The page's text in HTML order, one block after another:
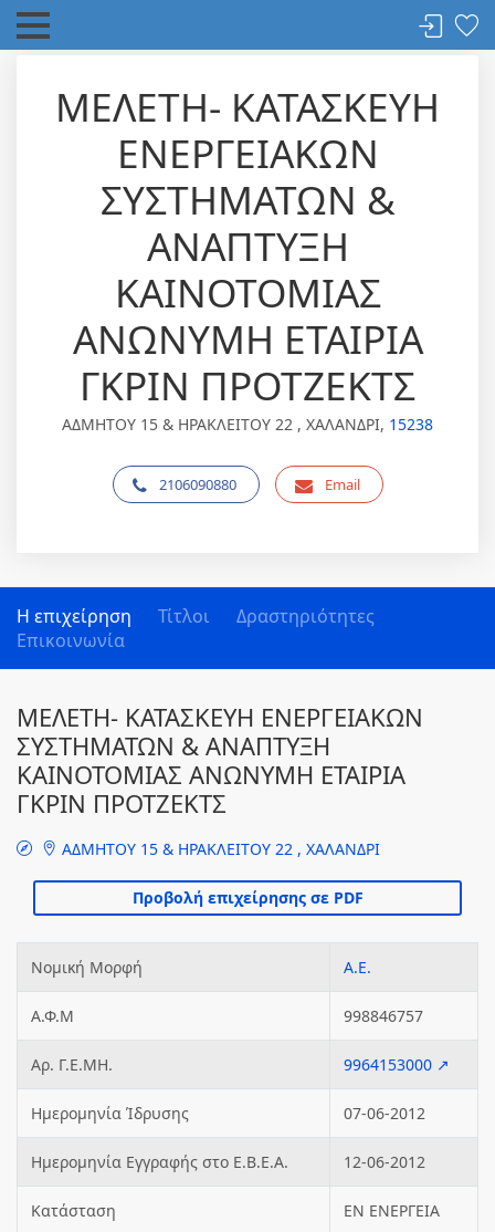
ΜΕΛΕΤΗ- ΚΑΤΑΣΚΕΥΗ
ΕΝΕΡΓΕΙΑΚΩΝ
ΣΥΣΤΗΜΑΤΩΝ &
ΑΝΑΠΤΥΞΗ
ΚΑΙΝΟΤΟΜΙΑΣ
ΑΝΩΝΥΜΗ ΕΤΑΙΡΙΑ
ΓΚΡΙΝ ΠΡΟΤΖΕΚΤΣ
ΑΔΜΗΤΟΥ 15 & ΗΡΑΚΛΕΙΤΟΥ 22 , ΧΑΛΑΝΔΡΙ, 15238
2106090880 Email
Η επιχείρηση Τίτλοι
Δραστηριότητες
Επικοινωνία
ΜΕΛΕΤΗ- ΚΑΤΑΣΚΕΥΗ ΕΝΕΡΓΕΙΑΚΩΝ
ΣΥΣΤΗΜΑΤΩΝ & ΑΝΑΠΤΥΞΗ
ΚΑΙΝΟΤΟΜΙΑΣ ΑΝΩΝΥΜΗ ΕΤΑΙΡΙΑ
ΓΚΡΙΝ ΠΡΟΤΖΕΚΤΣ
ΑΔΜΗΤΟΥ 15 & ΗΡΑΚΛΕΙΤΟΥ 22 , ΧΑΛΑΝΔΡΙ
Νομική Μορφή Α.Ε.
Α.Φ.Μ 998846757
Αρ. Γ.Ε.ΜΗ. 9964153000 ↗
Ημερομηνία Ίδρυσης 07-06-2012
Ημερομηνία Εγγραφής στο Ε.Β.Ε.Α. 12-06-2012
Κατάσταση ΕΝ ΕΝΕΡΓΕΙΑ